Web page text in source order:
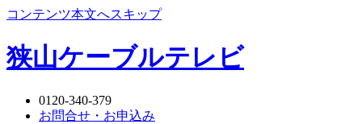
コンテンツ本文へスキップ
狭山ケーブルテレビ
0120-340-379
お問合せ・お申込み